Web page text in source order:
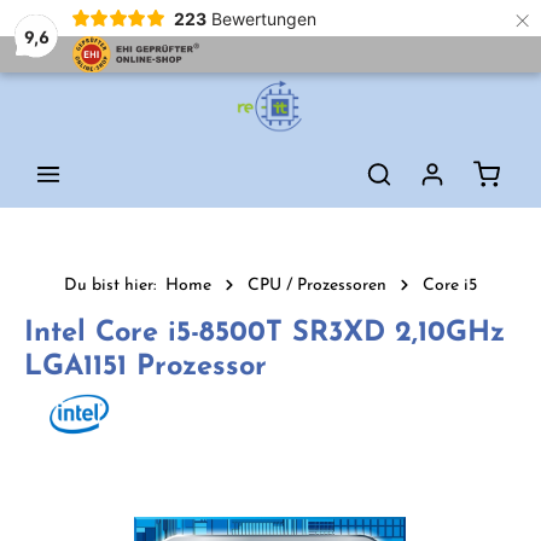
9,6
223 Bewertungen ×
Du bist hier: Home CPU / Prozessoren Core i5
Intel Core i5-8500T SR3XD 2,10GHz
LGA1151 Prozessor
Bildergalerie überspringen